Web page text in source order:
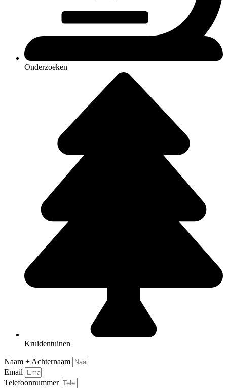
Onderzoeken
Kruidentuinen
Naam + Achternaam
Email
Telefoonnummer